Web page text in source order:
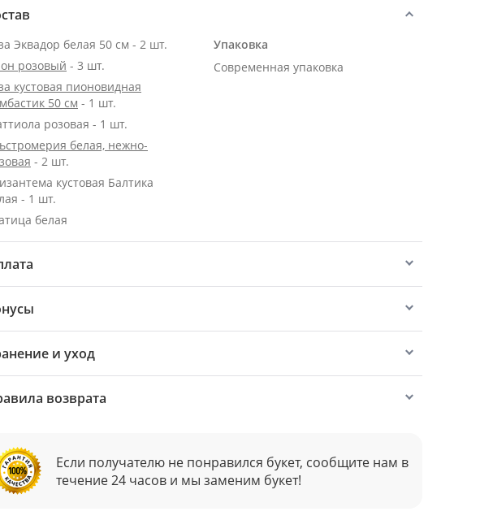
Роза Эквадор белая 50 см - 2 шт.
розовый - 3 шт.
кустовая пионовидная
50 см - 1 шт.
розовая - 1 шт.
белая, нежно-
- 2 шт.
кустовая Балтика
- 1 шт.
белая
Упаковка
Современная упаковка
и уход
возврата
Если получателю не понравился букет, сообщите нам в
течение 24 часов и мы заменим букет!